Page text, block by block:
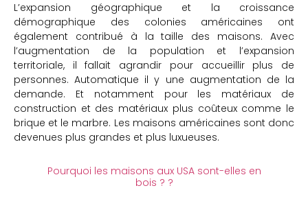
L’expansion géographique et la croissance
démographique des colonies américaines ont
également contribué à la taille des maisons. Avec
l’augmentation de la population et l’expansion
territoriale, il fallait agrandir pour accueillir plus de
personnes. Automatique il y une augmentation de la
demande. Et notamment pour les matériaux de
construction et des matériaux plus coûteux comme le
brique et le marbre. Les maisons américaines sont donc
devenues plus grandes et plus luxueuses.
Pourquoi les maisons aux USA sont-elles en
bois ? ?